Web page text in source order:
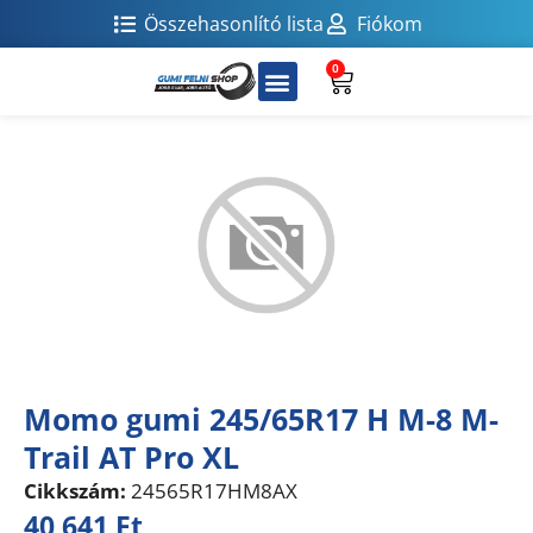
Összehasonlító lista Fiókom
0
Momo gumi 245/65R17 H M-8 M-
Trail AT Pro XL
Cikkszám: 24565R17HM8AX